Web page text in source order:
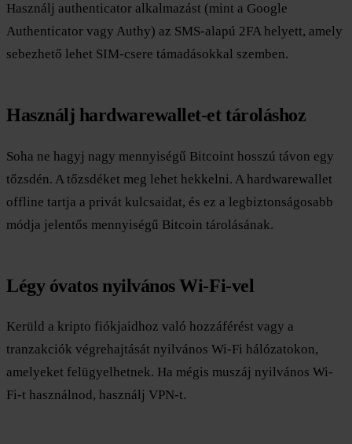
Használj authenticator alkalmazást (mint a Google
Authenticator vagy Authy) az SMS-alapú 2FA helyett, amely
sebezhető lehet SIM-csere támadásokkal szemben.
Használj hardwarewallet-et tároláshoz
Soha ne hagyj nagy mennyiségű Bitcoint hosszú távon egy
tőzsdén. A tőzsdéket meg lehet hekkelni. A hardwarewallet
offline tartja a privát kulcsaidat, és ez a legbiztonságosabb
módja jelentős mennyiségű Bitcoin tárolásának.
Légy óvatos nyilvános Wi-Fi-vel
Kerüld a kripto fiókjaidhoz való hozzáférést vagy a
tranzakciók végrehajtását nyilvános Wi-Fi hálózatokon,
amelyeket felügyelhetnek. Ha mégis muszáj nyilvános Wi-
Fi-t használnod, használj VPN-t.